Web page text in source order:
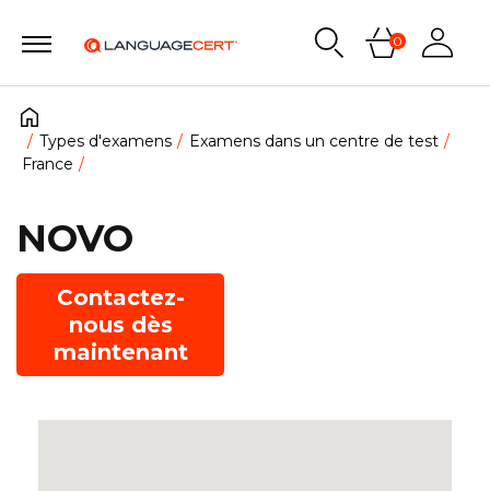
0
Types d'examens
Examens dans un centre de test
France
NOVO
Contactez-
nous dès
maintenant